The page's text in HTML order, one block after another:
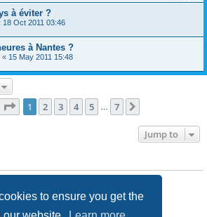
to ensure you get the
à éviter ?
18 Oct 2011 03:46
à Nantes ?
« 15 May 2011 15:48
Page 1of 7
1 2 3 4 5 7
Jump to
forum
forum